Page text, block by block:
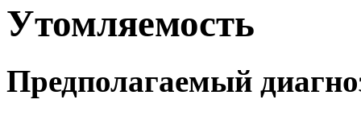
Утомляемость
Предполагаемый